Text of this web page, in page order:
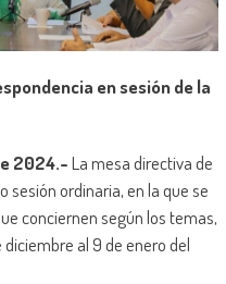
en sesión de la
2024.-La mesa directiva de
sesión ordinaria, en la que se
conciernen según los temas,
al 9 de enero del